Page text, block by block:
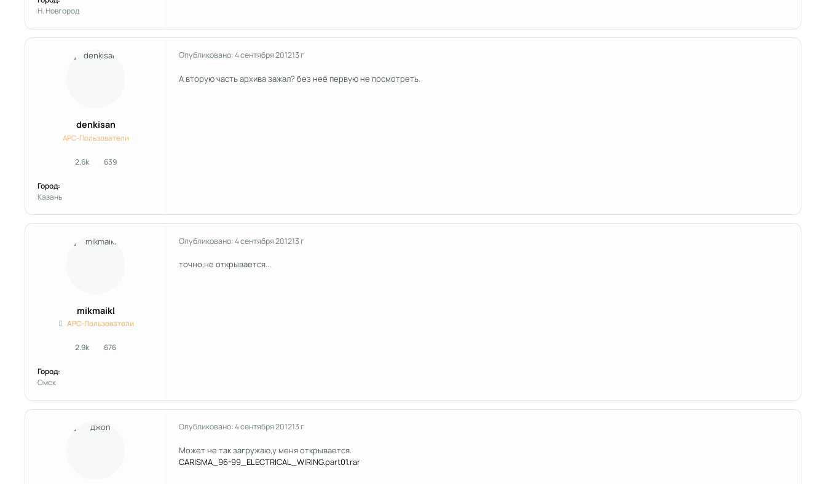
Н. Новгород
denkisan
APC-Пользователи
2.6kсообщения
639
Репутация
Город:
Kазань
Опубликовано:4 сентября 201213 г
А вторую часть архива зажал? без неё первую не посмотреть.
mikmaikl
APC-Пользователи
2.9kсообщения
676Репутация
Город:
Омск
Опубликовано:4 сентября 201213 г
точно,не открывается...
Опубликовано:4 сентября 201213 г
Может не так загружаю,у меня открывается.
CARISMA_96-99_ELECTRICAL_WIRING.part01.rar